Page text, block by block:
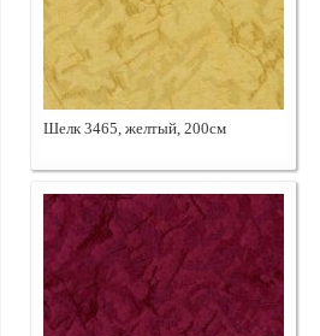
Шелк 3465, желтый, 200см